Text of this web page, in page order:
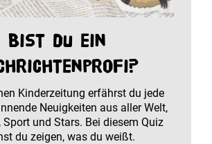
Bist du ein
Kinderzeitung erfährst du jede
Neuigkeiten aus aller Welt,
Sport und Stars. Bei diesem Quiz
du zeigen, was du weißt.